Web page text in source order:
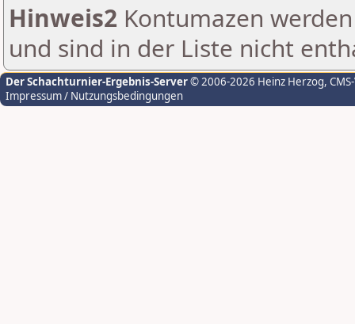
Hinweis2 Kontumazen
und sind in der Liste nicht
Der Schachturnier-Ergebnis-Server© 2006-2026 Heinz Herzog,
Impressum / Nutzungsbedingungen